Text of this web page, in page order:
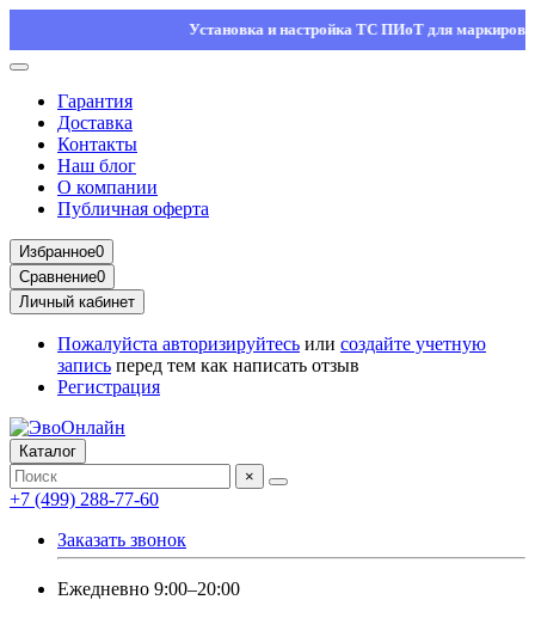
Установка и настройка ТС ПИоТ для маркировки —
Гарантия
Доставка
Контакты
Наш блог
О компании
Публичная оферта
Избранное0
Сравнение0
Личный кабинет
Пожалуйста авторизируйтесь или создайте учетную
запись перед тем как написать отзыв
Регистрация
Каталог
×
+7 (499) 288-77-60
Заказать звонок
Ежедневно 9:00–20:00